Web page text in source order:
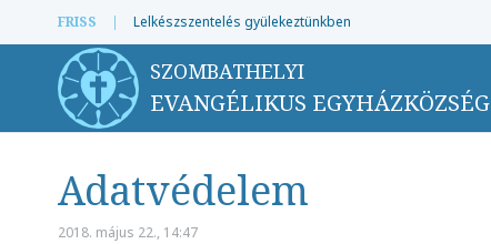
FRISS | Lelkészszentelés gyülekeztünkben
SZOMBATHELYI
EVANGÉLIKUS EGYHÁZKÖZSÉG
Adatvédelem
2018. május 22., 14:47